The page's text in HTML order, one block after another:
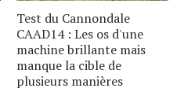
Test du Cannondale
CAAD14 : Les os d'une
machine brillante mais
manque la cible de
plusieurs manières